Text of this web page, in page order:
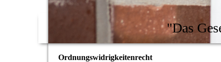
"Das
Ordnungswidrigkeitenrecht